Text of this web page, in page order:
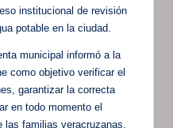
institucional de revisión
potable en la ciudad.
municipal informó a la
como objetivo verificar el
garantizar la correcta
en todo momento el
familias veracruzanas.